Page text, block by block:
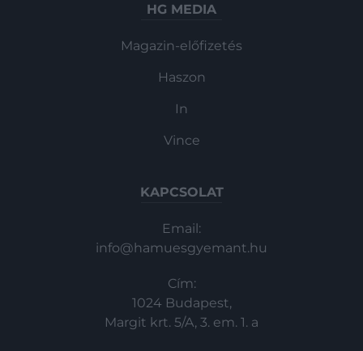
HG MEDIA
Magazin-előfizetés
Haszon
In
Vince
KAPCSOLAT
Email:
info@hamuesgyemant.hu
Cím:
1024 Budapest,
Margit krt. 5/A, 3. em. 1. a